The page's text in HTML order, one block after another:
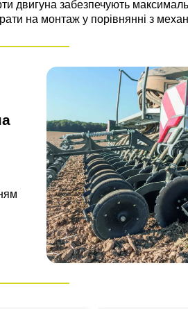
двигуна забезпечують
на монтаж у порівнянні з